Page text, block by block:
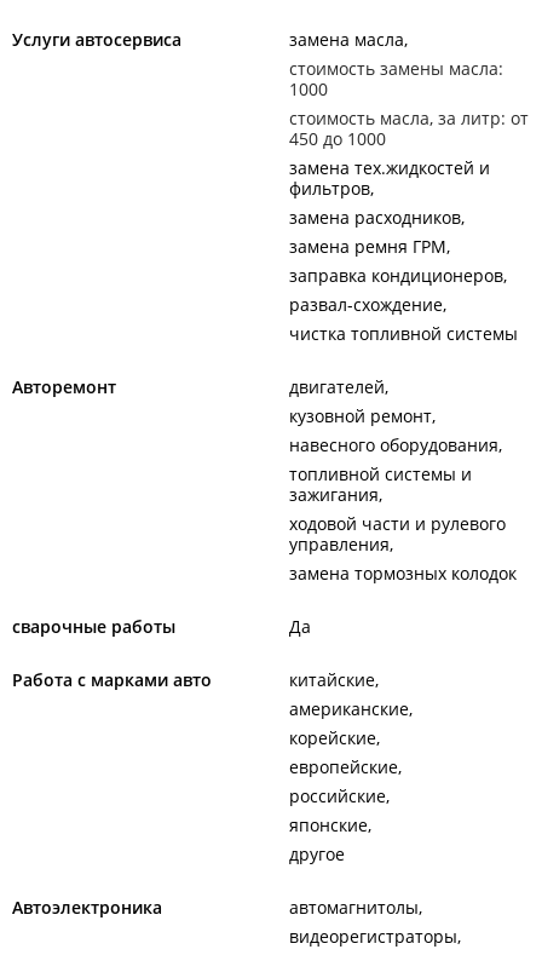
Услуги автосервиса
замена масла
стоимость замены масла:
1000
стоимость масла, за литр: от
450 до 1000
замена тех.жидкостей и
фильтров
замена расходников
замена ремня ГРМ
заправка кондиционеров
развал-схождение
чистка топливной системы
Авторемонт
двигателей
кузовной ремонт
навесного оборудования
топливной системы и
зажигания
ходовой части и рулевого
управления
замена тормозных колодок
сварочные работы Да
Работа с марками авто
китайские
американские
корейские
европейские
российские
японские
другое
Автоэлектроника
автомагнитолы
видеорегистраторы